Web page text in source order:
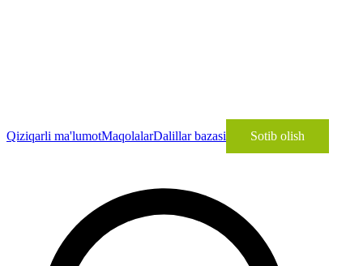
Qiziqarli ma'lumotMaqolalarDalillar bazasi Sotib olish